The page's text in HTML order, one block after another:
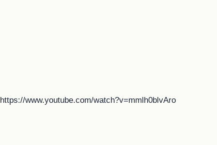
https://www.youtube.com/watch?v=mmlh0blvAro